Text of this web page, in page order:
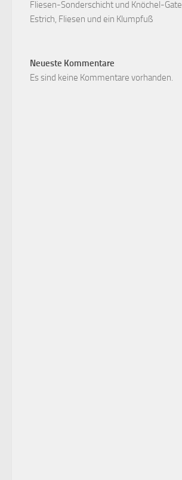
Fliesen-Sonderschicht und Knöchel-Gate
Estrich, Fliesen und ein Klumpfuß
Neueste Kommentare
Es sind keine Kommentare vorhanden.